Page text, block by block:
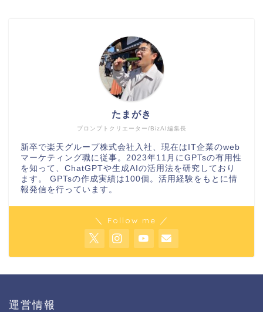
プロンプトクリエーター/BizAI編集長
たまがき
新卒で楽天グループ株式会社入社、現在はIT企業のweb
マーケティング職に従事。2023年11月にGPTsの有用性
を知って、ChatGPTや生成AIの活用法を研究しており
ます。 GPTsの作成実績は100個。活用経験をもとに情
報発信を行っています。
＼ Follow me ／
運営情報